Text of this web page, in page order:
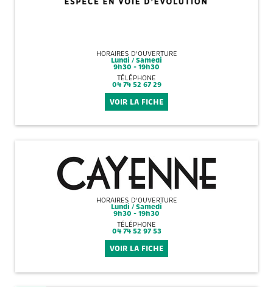
HORAIRES D'OUVERTURE
Lundi / Samedi
9h30 - 19h30
TÉLÉPHONE
04 74 52 67 29
VOIR LA FICHE
HORAIRES D'OUVERTURE
Lundi / Samedi
9h30 - 19h30
TÉLÉPHONE
04 74 52 97 53
VOIR LA FICHE